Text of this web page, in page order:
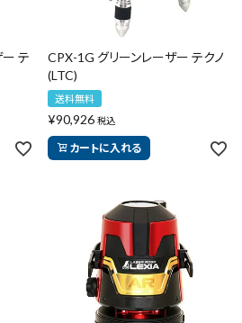
テ
CPX-1G グリーンレーザー テクノ
(LTC)
送料無料
¥90,926 税込
カートに入れる